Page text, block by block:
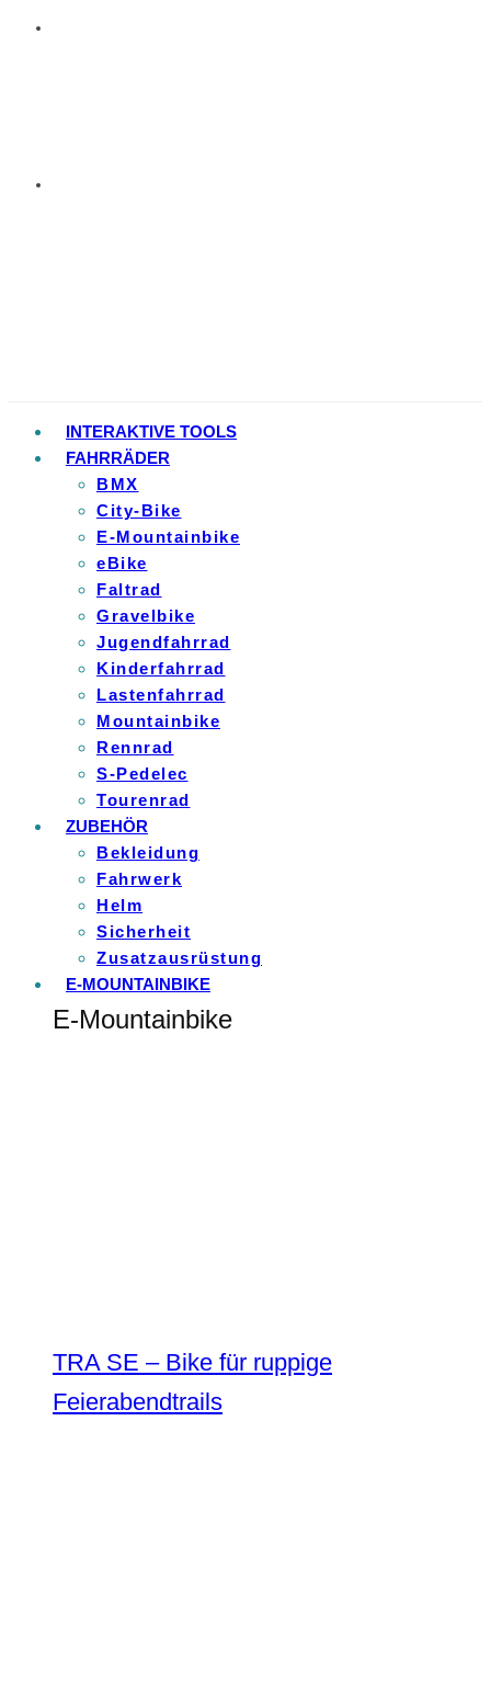
INTERAKTIVE TOOLS
FAHRRÄDER
BMX
City-Bike
E-Mountainbike
eBike
Faltrad
Gravelbike
Jugendfahrrad
Kinderfahrrad
Lastenfahrrad
Mountainbike
Rennrad
S-Pedelec
Tourenrad
ZUBEHÖR
Bekleidung
Fahrwerk
Helm
Sicherheit
Zusatzausrüstung
E-MOUNTAINBIKE
E-Mountainbike
TRA SE – Bike für ruppige
Feierabendtrails